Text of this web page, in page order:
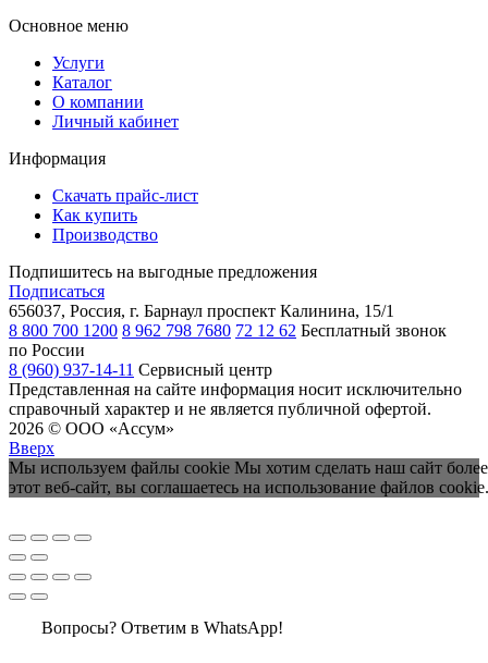
Основное меню
Услуги
Каталог
О компании
Личный кабинет
Информация
Скачать прайс-лист
Как купить
Производство
Подпишитесь на выгодные предложения
Подписаться
656037, Россия, г. Барнаул проспект Калинина, 15/1
8 800 700 1200 8 962 798 7680 72 12 62 Бесплатный звонок
по России
8 (960) 937-14-11 Сервисный центр
Представленная на сайте информация носит исключительно
справочный характер и не является публичной офертой.
2026 © ООО «Ассум»
Вверх
Мы используем файлы cookie Мы хотим сделать наш сайт
этот веб-сайт, вы соглашаетесь на использование файлов cookie.
Вопросы? Ответим в WhatsApp!